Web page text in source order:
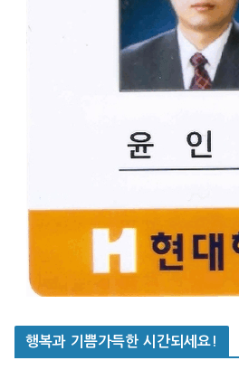
행복과 기쁨가득한 시간되세요!